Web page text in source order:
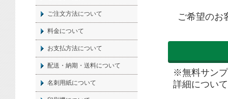
ご希望のお
※無料サン
詳細につい
ご注文方法について
料金について
お支払方法について
配送・納期・送料について
名刺 用紙について